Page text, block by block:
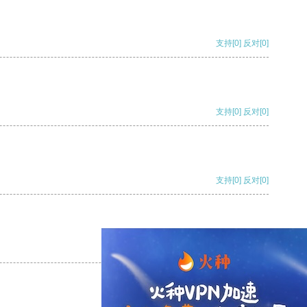
支持[0] 反对[0]
支持[0] 反对[0]
支持[0] 反对[0]